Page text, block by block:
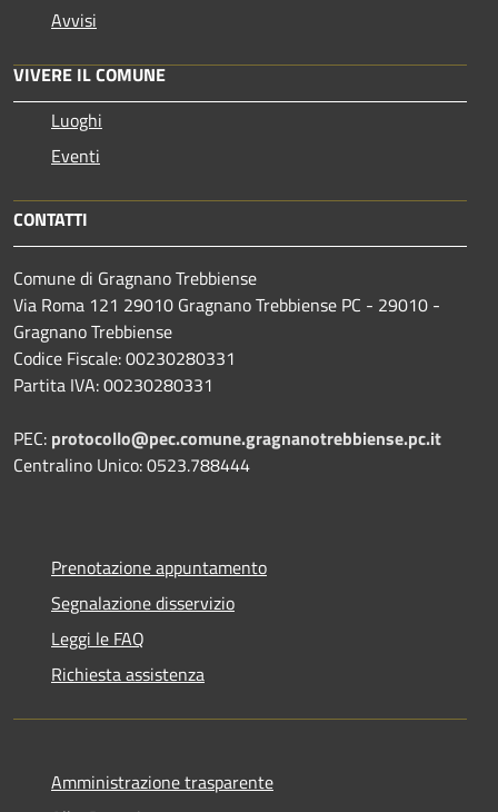
Avvisi
VIVERE IL COMUNE
Luoghi
Eventi
CONTATTI
Comune di Gragnano Trebbiense
Via Roma 121 29010 Gragnano Trebbiense PC - 29010 -
Gragnano Trebbiense
Codice Fiscale: 00230280331
Partita IVA: 00230280331
PEC: protocollo@pec.comune.gragnanotrebbiense.pc.it
Centralino Unico: 0523.788444
Prenotazione appuntamento
Segnalazione disservizio
Leggi le FAQ
Richiesta assistenza
Amministrazione trasparente